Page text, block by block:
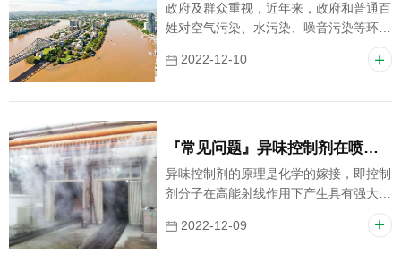
政府及群众重视，近年来，政府和普通百
姓对空气污染、水污染、噪音污染等环境
理部分逐步加大对环境的整治与管理工
2022-12-10
『常见问题』异味控制剂在喷淋塔中的应用
异味控制剂的原理是化学的嫁接，即控制
剂分子在高能射线作用下产生具有强大作
聚合、取代、置换、吸附等化学反应，针
2022-12-09